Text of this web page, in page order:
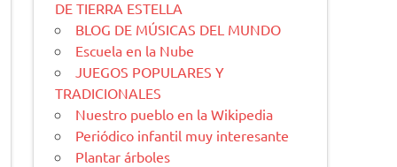
DE TIERRA ESTELLA
BLOG DE MÚSICAS DEL MUNDO
Escuela en la Nube
JUEGOS POPULARES Y
TRADICIONALES
Nuestro pueblo en la Wikipedia
Periódico infantil muy interesante
Plantar árboles